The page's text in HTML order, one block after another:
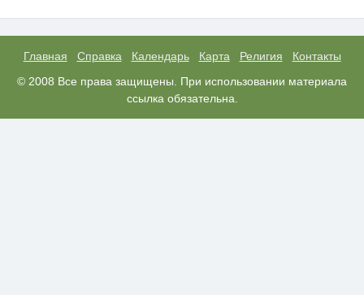
Главная Справка Календарь Карта Религия
Контакты
© 2008 Все права защищены. При использовании материала
ссылка обязательна.
i
Почему вы не сможете вернуть
в магазин купленный телевизор